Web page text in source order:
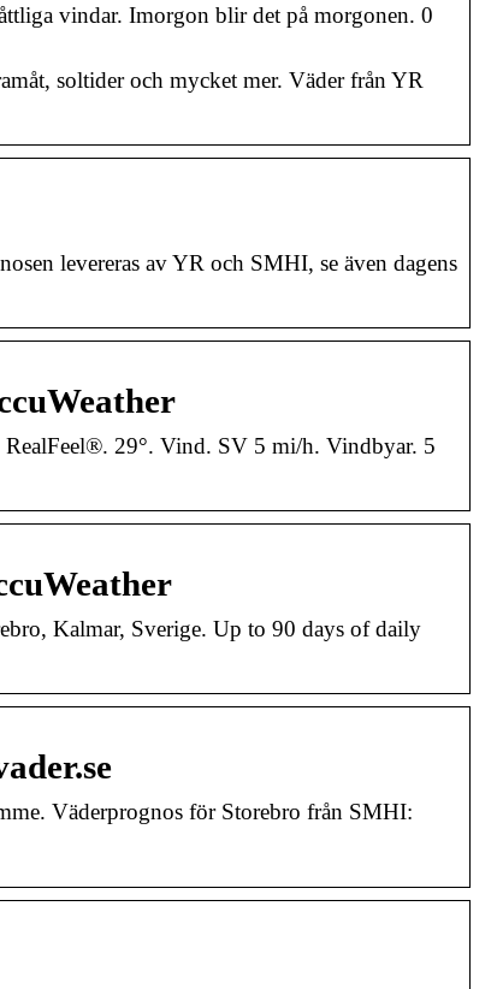
vindar. Imorgon blir det på morgonen. 0
soltider och mycket mer. Väder från YR
levereras av YR och SMHI, se även dagens
29°. Vind. SV 5 mi/h. Vindbyar. 5
Kalmar, Sverige. Up to 90 days of daily
Väderprognos för Storebro från SMHI: